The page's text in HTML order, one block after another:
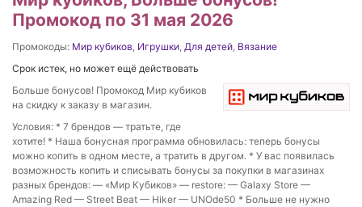
Промокод по 31 мая 2026
Промокоды: Мир кубиков, Игрушки, Для детей, Вязание
Срок истек, но может ещё действовать
Больше бонусов! Промокод Мир кубиков
на скидку к заказу в магазин.
Условия: * 7 брендов — тратьте, где
хотите! * Наша бонусная программа обновилась: теперь бонусы
можно копить в одном месте, а тратить в другом. * У вас появилась
возможность копить и списывать бонусы за покупки в магазинах
разных брендов: — «Мир Кубиков» — restore: — Galaxy Store —
Amazing Red — Street Beat — Hiker — UNOde50 * Больше не нужно